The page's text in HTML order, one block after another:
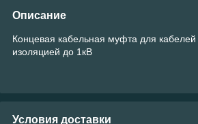
Описание
Концевая кабельная муфта для кабелей
изоляцией до 1кВ
Условия доставки